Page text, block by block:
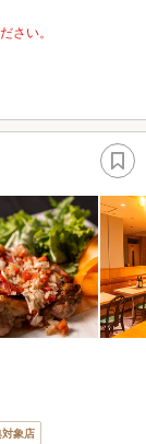
さい。
象店